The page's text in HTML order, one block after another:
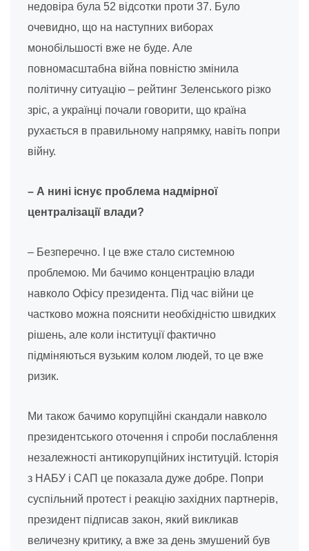
недовіра була 52 відсотки проти 37. Було
очевидно, що на наступних виборах
монобільшості вже не буде. Але
повномасштабна війна повністю змінила
політичну ситуацію – рейтинг Зеленського різко
зріс, а українці почали говорити, що країна
рухається в правильному напрямку, навіть попри
війну.
– А нині існує проблема надмірної
централізації влади?
– Безперечно. І це вже стало системною
проблемою. Ми бачимо концентрацію влади
навколо Офісу президента. Під час війни це
частково можна пояснити необхідністю швидких
рішень, але коли інституції фактично
підміняються вузьким колом людей, то це вже
ризик.
Ми також бачимо корупційні скандали навколо
президентського оточення і спроби послаблення
незалежності антикорупційних інституцій. Історія
з НАБУ і САП це показала дуже добре. Попри
суспільний протест і реакцію західних партнерів,
президент підписав закон, який викликав
величезну критику, а вже за день змушений був